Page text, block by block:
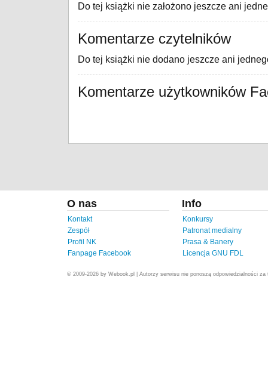
Do tej książki nie założono jeszcze ani
Komentarze czytelników
Do tej książki nie dodano jeszcze ani
Komentarze użytkowników
O nas
Kontakt
Zespół
Profil NK
Fanpage Facebook
Info
Konkursy
Patronat medialny
Prasa & Banery
Licencja GNU FDL
© 2009-2026 by Webook.pl | Autorzy serwisu nie ponoszą odpowiedzialności